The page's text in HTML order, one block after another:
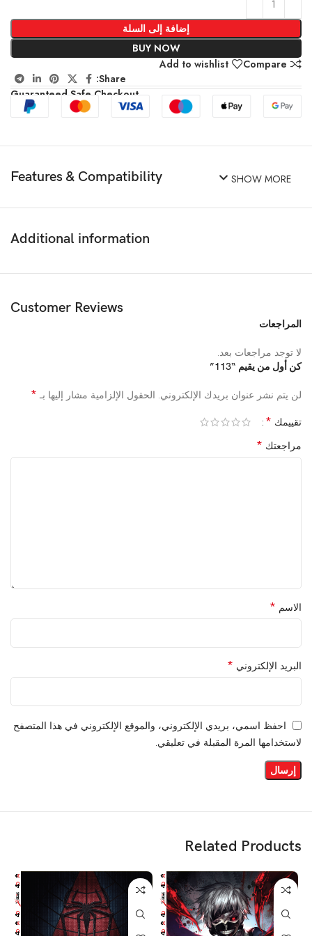
إضافة إلى السلة
BUY NOW
Compare
Add to wishlist
Share:
Guaranteed Safe Checkout
Features & Compatibility SHOW MORE
Additional information
Customer Reviews
المراجعات
لا توجد مراجعات بعد.
كن أول من يقيم “113”
لن يتم نشر عنوان بريدك الإلكتروني. الحقول الإلزامية مشار إليها بـ *
تقييمك *
مراجعتك *
الاسم *
البريد الإلكتروني *
احفظ اسمي، بريدي الإلكتروني، والموقع الإلكتروني في هذا المتصفح
لاستخدامها المرة المقبلة في تعليقي.
Related Products